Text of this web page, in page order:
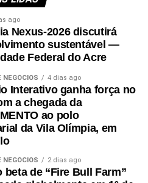
extras e ajustes
observou que: “(…) o
se em fase de ajustes,
pelo Município, de medidas
evitar a contaminação do
como: instalação de
análise da qualidade da
de medidas de controle
o princípio da
ago
Nexus-2026 discutirá
sustentável —
Federal do Acre
NEGÓCIOS 4 dias ago
Interativo ganha força no
a chegada da
ao polo
da Vila Olímpia, em
NEGÓCIOS 2 dias ago
beta de “Fire Bull Farm”